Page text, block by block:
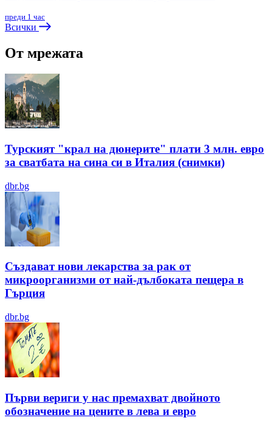
преди 1 час
Всички
От мрежата
Турският "крал на дюнерите" плати 3 млн. евро
за сватбата на сина си в Италия (снимки)
dbr.bg
Създават нови лекарства за рак от
микроорганизми от най-дълбоката пещера в
Гърция
dbr.bg
Първи вериги у нас премахват двойното
обозначение на цените в лева и евро